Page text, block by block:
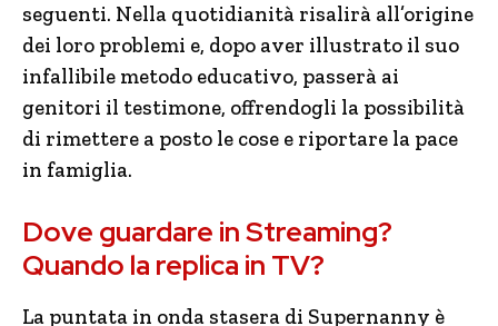
seguenti. Nella quotidianità risalirà all’origine
dei loro problemi e, dopo aver illustrato il suo
infallibile metodo educativo, passerà ai
genitori il testimone, offrendogli la possibilità
di rimettere a posto le cose e riportare la pace
in famiglia.
Dove guardare in Streaming?
Quando la replica in TV?
La puntata in onda stasera di Supernanny è